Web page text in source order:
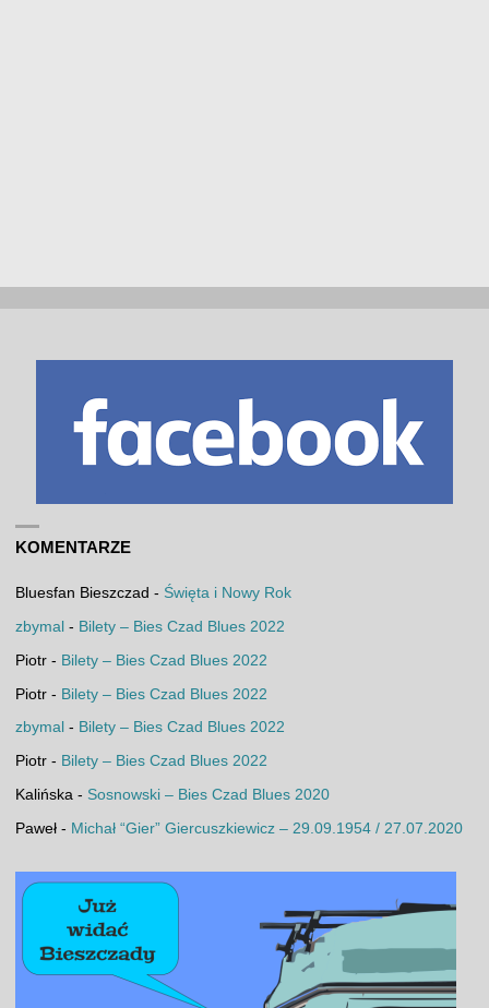
KOMENTARZE
Bluesfan Bieszczad - Święta i Nowy Rok
zbymal - Bilety – Bies Czad Blues 2022
Piotr- Bilety – Bies Czad Blues 2022
Piotr- Bilety – Bies Czad Blues 2022
zbymal - Bilety – Bies Czad Blues 2022
Piotr- Bilety – Bies Czad Blues 2022
Kalińska - Sosnowski – Bies Czad Blues 2020
Paweł- Michał “Gier” Giercuszkiewicz – 29.09.1954 / 27.07.2020